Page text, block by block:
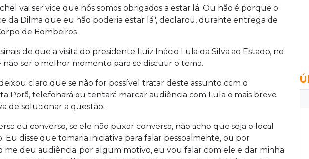
vai ser vice que nós somos obrigados a estar lá. Ou não é porque o
da Dilma que eu não poderia estar lá", declarou, durante entrega de
de Bombeiros.
de que a visita do presidente Luiz Inácio Lula da Silva ao Estado, no
não ser o melhor momento para se discutir o tema.
claro que se não for possível tratar deste assunto com o
Porã, telefonará ou tentará marcar audiência com Lula o mais breve
de solucionar a questão.
eu converso, se ele não puxar conversa, não acho que seja o local
Eu disse que tomaria iniciativa para falar pessoalmente, ou por
me deu audiência, por algum motivo, eu vou falar com ele e dar minha